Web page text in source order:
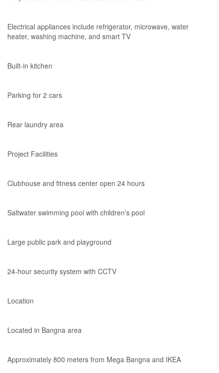
Electrical appliances include refrigerator, microwave, water
heater, washing machine, and smart TV
Built-in kitchen
Parking for 2 cars
Rear laundry area
Project Facilities
Clubhouse and fitness center open 24 hours
Saltwater swimming pool with children’s pool
Large public park and playground
24-hour security system with CCTV
Location
Located in Bangna area
Approximately 800 meters from Mega Bangna and IKEA